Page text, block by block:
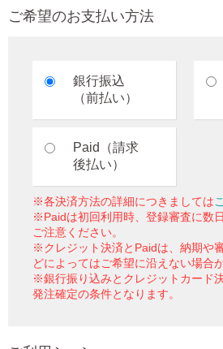
ご希望のお支払い方法
銀行振込
（前払い）
Paid（請求
後払い）
※各決済方法の詳細につきましては
※Paidは初回利用時、登録審査に数
ご注意ください。
※クレジット決済とPaidは、納期や
どによってはご希望に沿えない場合
※銀行振り込みとクレジットカード
発注確定の条件となります。